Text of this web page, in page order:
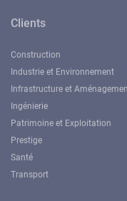
Industrie et Environnement
Infrastructure et Aménagement
Ingénierie
Patrimoine et Exploitation
Prestige
Santé
Transport